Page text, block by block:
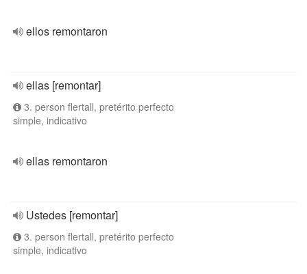
ellos remontaron
ellas [remontar]
3. person flertall, pretérito perfecto
simple, indicativo
ellas remontaron
Ustedes [remontar]
3. person flertall, pretérito perfecto
simple, indicativo